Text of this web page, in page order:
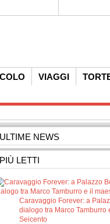
VIAGGI
ULTIME NEWS
PIÙ LETTI
Caravaggio Forever: a
dialogo tra Marco Tamburro
Seicento